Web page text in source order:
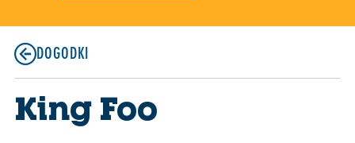
DOGODKI
King Foo